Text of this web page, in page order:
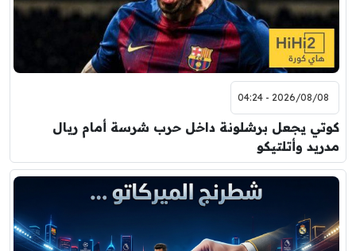
2026/08/08 - 04:24
كوتي يجعل برشلونة داخل حرب شرسة أمام ريال
مدريد وأتلتيكو